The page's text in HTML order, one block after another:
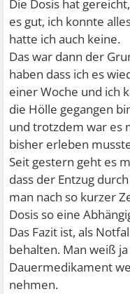
Die Dosis hat
es gut, ich konnte
hatte ich auch keine.
Das war dann der
haben dass ich es
einer Woche und ich
die Hölle gegangen
und trotzdem war es
bisher erleben
Seit gestern geht es
dass der Entzug
man nach so kurzer
Dosis so eine
Das Fazit ist, als
behalten. Man weiß
Dauermedikament
nehmen.